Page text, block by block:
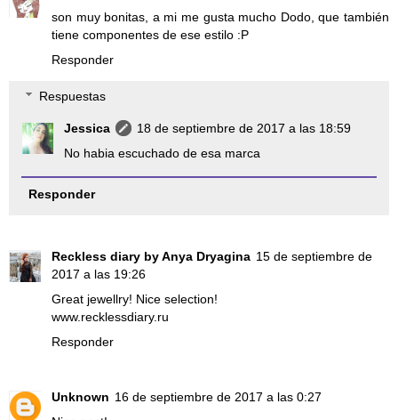
son muy bonitas, a mi me gusta mucho Dodo, que también
tiene componentes de ese estilo :P
Responder
Respuestas
Jessica
18 de septiembre de 2017 a las 18:59
No habia escuchado de esa marca
Responder
Reckless diary by Anya Dryagina 15 de septiembre de
2017 a las 19:26
Great jewellry! Nice selection!
www.recklessdiary.ru
Responder
Unknown 16 de septiembre de 2017 a las 0:27